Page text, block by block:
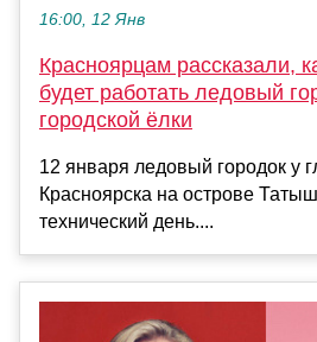
16:00, 12 Янв
Красноярцам рассказали,
будет работать ледовый
городской ёлки
12 января ледовый городок у
Красноярска на острове
технический день....